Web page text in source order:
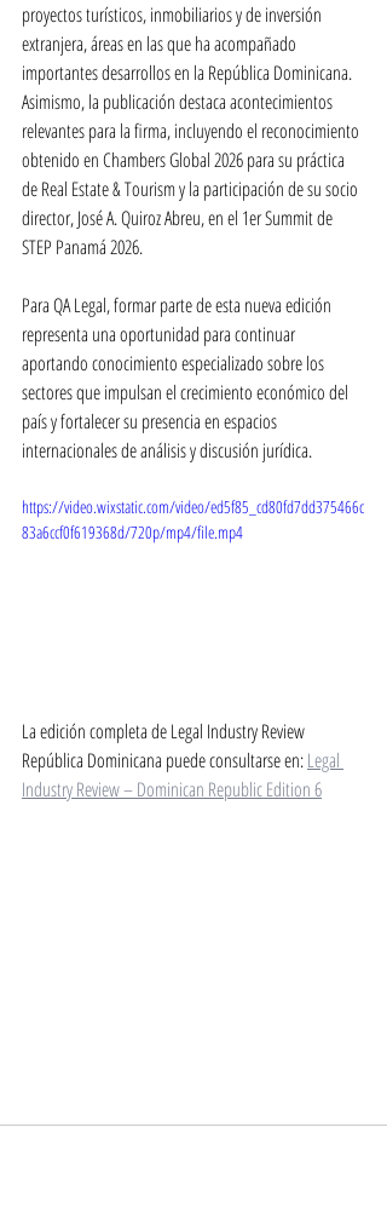
proyectos turísticos, inmobiliarios y de inversión
extranjera, áreas en las que ha acompañado
importantes desarrollos en la República Dominicana.
Asimismo, la publicación destaca acontecimientos
relevantes para la firma, incluyendo el reconocimiento
obtenido en Chambers Global 2026 para su práctica
de Real Estate & Tourism y la participación de su socio
director, José A. Quiroz Abreu, en el 1er Summit de
STEP Panamá 2026.
Para QA Legal, formar parte de esta nueva edición
representa una oportunidad para continuar
aportando conocimiento especializado sobre los
sectores que impulsan el crecimiento económico del
país y fortalecer su presencia en espacios
internacionales de análisis y discusión jurídica.
https://video.wixstatic.com/video/ed5f85_cd80fd7dd375466c
83a6ccf0f619368d/720p/mp4/file.mp4
La edición completa de Legal Industry Review
República Dominicana puede consultarse en: Legal
Industry Review – Dominican Republic Edition 6